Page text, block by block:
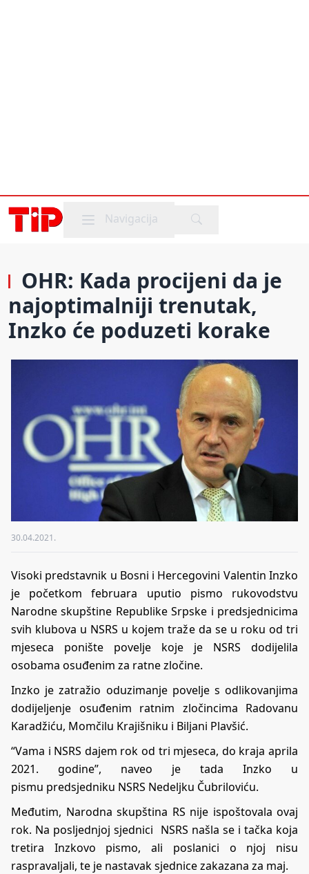
Mobile menu
Navigacija
OHR: Kada procijeni da je
najoptimalniji trenutak,
Inzko će poduzeti korake
30.04.2021.
Visoki predstavnik u Bosni i Hercegovini Valentin Inzko
je početkom februara uputio pismo rukovodstvu
Narodne skupštine Republike Srpske i predsjednicima
svih klubova u NSRS u kojem traže da se u roku od tri
mjeseca ponište povelje koje je NSRS dodijelila
osobama osuđenim za ratne zločine.
Inzko je zatražio oduzimanje povelje s odlikovanjima
dodijeljenje osuđenim ratnim zločincima Radovanu
Karadžiću, Momčilu Krajišniku i Biljani Plavšić.
“Vama i NSRS dajem rok od tri mjeseca, do kraja aprila
2021. godine”, naveo je tada Inzko u
pismu predsjedniku NSRS Nedeljku Čubriloviću.
Međutim, Narodna skupština RS nije ispoštovala ovaj
rok. Na posljednjoj sjednici NSRS našla se i tačka koja
tretira Inzkovo pismo, ali poslanici o njoj nisu
raspravaljali, te je nastavak sjednice zakazana za maj.